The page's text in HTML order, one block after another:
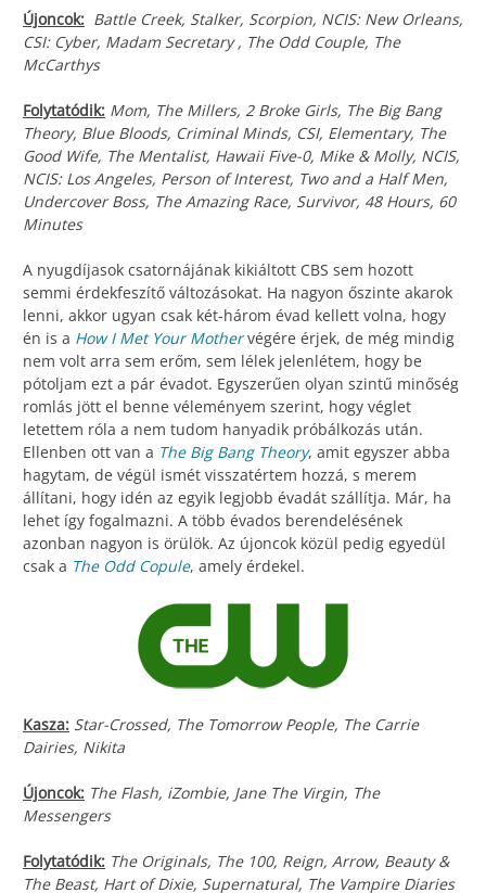
Újoncok: Battle Creek, Stalker, Scorpion, NCIS: New Orleans,
CSI: Cyber, Madam Secretary , The Odd Couple, The
McCarthys
Folytatódik: Mom, The Millers, 2 Broke Girls, The Big Bang
Theory, Blue Bloods, Criminal Minds, CSI, Elementary, The
Good Wife, The Mentalist, Hawaii Five-0, Mike & Molly, NCIS,
NCIS: Los Angeles, Person of Interest, Two and a Half Men,
Undercover Boss, The Amazing Race, Survivor, 48 Hours, 60
Minutes
A nyugdíjasok csatornájának kikiáltott CBS sem hozott
semmi érdekfeszítő változásokat. Ha nagyon őszinte akarok
lenni, akkor ugyan csak két-három évad kellett volna, hogy
én is a How I Met Your Mothervégére érjek, de még mindig
nem volt arra sem erőm, sem lélek jelenlétem, hogy be
pótoljam ezt a pár évadot. Egyszerűen olyan szintű minőség
romlás jött el benne véleményem szerint, hogy véglet
letettem róla a nem tudom hanyadik próbálkozás után.
Ellenben ott van a The Big Bang Theory, amit egyszer abba
hagytam, de végül ismét visszatértem hozzá, s merem
állítani, hogy idén az egyik legjobb évadát szállítja. Már, ha
lehet így fogalmazni. A több évados berendelésének
azonban nagyon is örülök. Az újoncok közül pedig egyedül
csak a The Odd Copule, amely érdekel.
Kasza: Star-Crossed, The Tomorrow People, The Carrie
Dairies, Nikita
Újoncok: The Flash, iZombie, Jane The Virgin, The
Messengers
Folytatódik: The Originals, The 100, Reign, Arrow, Beauty &
The Beast, Hart of Dixie, Supernatural, The Vampire Diaries